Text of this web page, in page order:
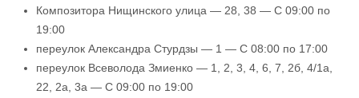
Композитора Нищинского улица — 28, 38 — С 09:00 по
19:00
переулок Александра Стурдзы — 1 — С 08:00 по 17:00
переулок Всеволода Змиенко — 1, 2, 3, 4, 6, 7, 2б, 4/1а,
22, 2а, 3а — С 09:00 по 19:00